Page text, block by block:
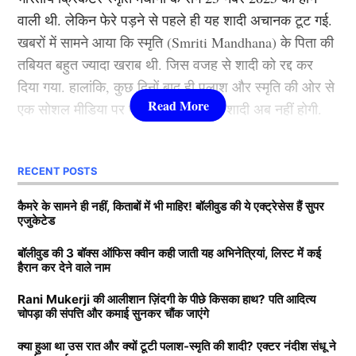
groundwork for his career in...More by Rahul Karki
बॉलीवुड की कई फिल्मों में नजर आ चुका है.
वह मशहूर फिल्म निर्माता बी.आर. चोपड़ा के भतीजे और दिवंगत
फिल्ममेकर रवि चोपड़ा के चचेरे भाई हैं. उन्होंने अपनी शुरुआती
पढ़ाई बॉम्बे स्कॉटिश स्कूल से की, इसके बाद सिडेनहैम कॉलेज
ऑफ कॉमर्स एंड इकोनॉमिक्स से ग्रेजुएशन पूरा किया, जहां उनके
चुके हैं.
Daughters of Bollywood Actresses: मां से भी ज्यादा
खूबसूरत? इन 3 बॉलीवुड एक्ट्रेसेस की बेटियों ने लूटी महफिल
बॉलीवुड की 3 सबसे बड़ी हीरोइन्स जिनकी नानी-परनानी कोठे पर
TAGGED: #bollywood Aditya chopra
Rani Mukerji Husband
वाली थी. लेकिन फेरे पड़ने से पहले ही यह शादी अचानक टूट गई.
खबरों में सामने आया कि स्मृति (Smriti Mandhana) के पिता की
तबियत बहुत ज्यादा खराब थी. जिस वजह से शादी को रद्द कर
दिया गया. हालांकि, कुछ दिनों बाद ही पलाश और स्मृति की ओर से
एक सोशल मीडिया पर पोस्ट किया गया कि शादी अब नहीं होगी.
दावा किया गया कि पलाश ने स्मृति (Smriti Mandhana) को
धोखा दिया है. लेकिन क्रिकेटर ने कभी अधिकारिक तौर पर नहीं
बताया कि उनके मंगेतर ने धोखा दिया है. अब टीवी एक्टर नंदीश
संधू ने बताया है कि उस रात क्या हुआ?
Smriti Mandhana और पलाश की क्यों
टूटी शादी?
RECENT POSTS
कैमरे के सामने ही नहीं, किताबों में भी माहिर! बॉलीवुड की ये एक्ट्रेसेस हैं सुपर
एजुकेटेड
बॉलीवुड की 3 बॉक्स ऑफिस क्वीन कही जाती यह अभिनेत्रियां, लिस्ट में कई
हैरान कर देने वाले नाम
Rani Mukerji की आलीशान ज़िंदगी के पीछे किसका हाथ? पति आदित्य
चोपड़ा की संपत्ति और कमाई सुनकर चौंक जाएंगे
क्या हुआ था उस रात और क्यों टूटी पलाश-स्मृति की शादी? एक्टर नंदीश संधू ने